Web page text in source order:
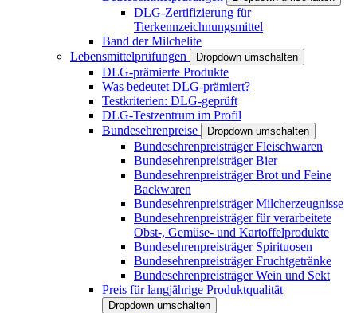
DLG-Zertifizierung für
Tierkennzeichnungsmittel
Band der Milchelite
Lebensmittelprüfungen
Dropdown umschalten
DLG-prämierte Produkte
Was bedeutet DLG-prämiert?
Testkriterien: DLG-geprüft
DLG-Testzentrum im Profil
Bundesehrenpreise
Dropdown umschalten
Bundesehrenpreisträger Fleischwaren
Bundesehrenpreisträger Bier
Bundesehrenpreisträger Brot und Feine
Backwaren
Bundesehrenpreisträger Milcherzeugnisse
Bundesehrenpreisträger für verarbeitete
Obst-, Gemüse- und Kartoffelprodukte
Bundesehrenpreisträger Spirituosen
Bundesehrenpreisträger Fruchtgetränke
Bundesehrenpreisträger Wein und Sekt
Preis für langjährige Produktqualität
Dropdown umschalten